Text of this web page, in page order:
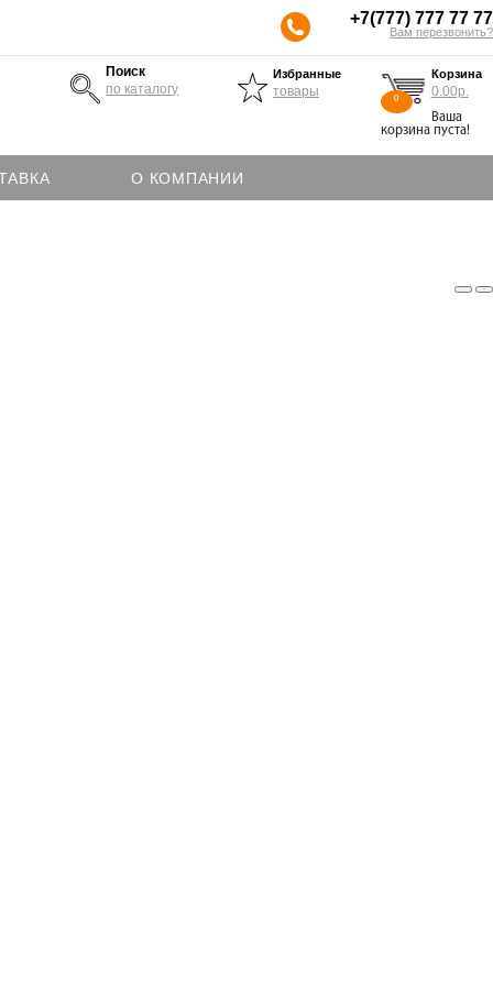
+7(777) 777 77 77
Вам перезвонить?
Поиск
по каталогу
Избранные
товары 0
Корзина
0.00р.
Ваша
корзина пуста!
О КОМПАНИИ